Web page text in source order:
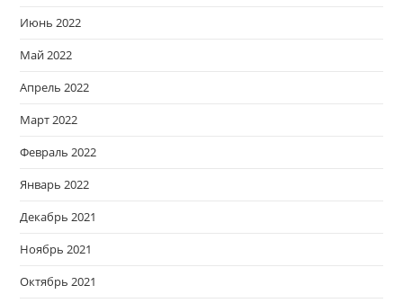
Июнь 2022
Май 2022
Апрель 2022
Март 2022
Февраль 2022
Январь 2022
Декабрь 2021
Ноябрь 2021
Октябрь 2021